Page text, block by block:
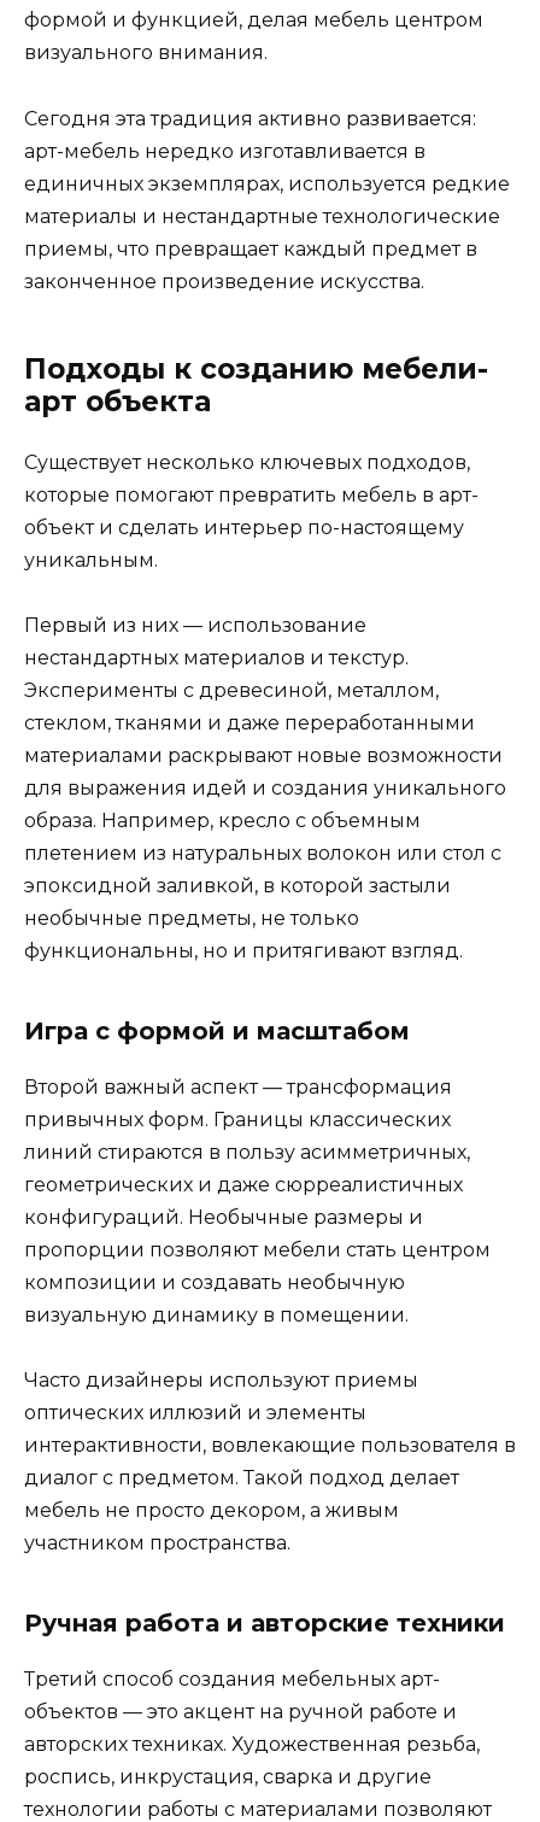
формой и функцией, делая мебель центром
визуального внимания.
Сегодня эта традиция активно развивается:
арт-мебель нередко изготавливается в
единичных экземплярах, используется редкие
материалы и нестандартные технологические
приемы, что превращает каждый предмет в
законченное произведение искусства.
Подходы к созданию мебели-
арт объекта
Существует несколько ключевых подходов,
которые помогают превратить мебель в арт-
объект и сделать интерьер по-настоящему
уникальным.
Первый из них — использование
нестандартных материалов и текстур.
Эксперименты с древесиной, металлом,
стеклом, тканями и даже переработанными
материалами раскрывают новые возможности
для выражения идей и создания уникального
образа. Например, кресло с объемным
плетением из натуральных волокон или стол с
эпоксидной заливкой, в которой застыли
необычные предметы, не только
функциональны, но и притягивают взгляд.
Игра с формой и масштабом
Второй важный аспект — трансформация
привычных форм. Границы классических
линий стираются в пользу асимметричных,
геометрических и даже сюрреалистичных
конфигураций. Необычные размеры и
пропорции позволяют мебели стать центром
композиции и создавать необычную
визуальную динамику в помещении.
Часто дизайнеры используют приемы
оптических иллюзий и элементы
интерактивности, вовлекающие пользователя в
диалог с предметом. Такой подход делает
мебель не просто декором, а живым
участником пространства.
Ручная работа и авторские техники
Третий способ создания мебельных арт-
объектов — это акцент на ручной работе и
авторских техниках. Художественная резьба,
роспись, инкрустация, сварка и другие
технологии работы с материалами позволяют